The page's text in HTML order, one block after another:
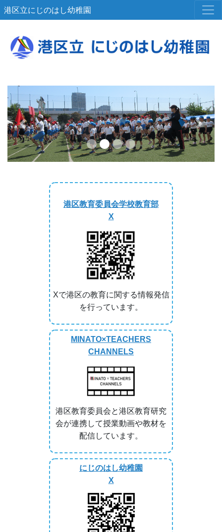
港区立にじのはし幼稚園
Previous Next
港区教育委員会学校教育部
X
Xで港区の教育に関する情報発信
を行っています。
MINATO×TEACHERS
CHANNELS
港区教育委員会と港区教育研究
会が連携して授業動画や教材を
配信しています。
にじのはし幼稚園
X